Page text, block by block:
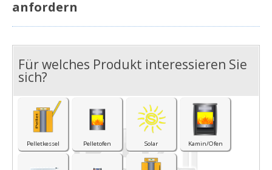
anfordern
Für welches Produkt interessieren Sie
sich?
Pelletkessel Pelletofen Solar Kamin/Ofen